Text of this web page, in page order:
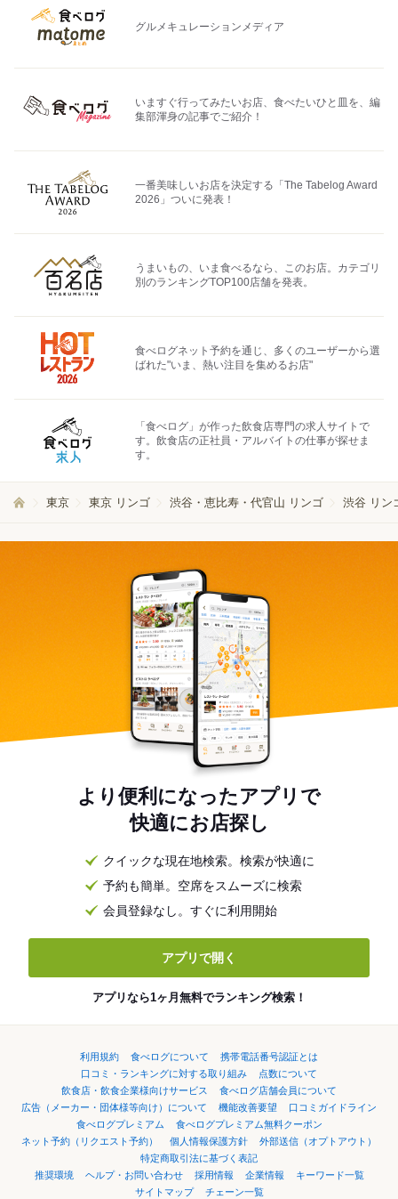
グルメキュレーションメディア
いますぐ行ってみたいお店、食べたいひと皿を、編
集部渾身の記事でご紹介！
一番美味しいお店を決定する「The Tabelog Award
2026」ついに発表！
うまいもの、いま食べるなら、このお店。カテゴリ
別のランキングTOP100店舗を発表。
食べログネット予約を通じ、多くのユーザーから選
ばれた"いま、熱い注目を集めるお店"
「食べログ」が作った飲食店専門の求人サイトで
す。飲食店の正社員・アルバイトの仕事が探せま
す。
東京 東京 リンゴ 渋谷・恵比寿・代官山 リンゴ 渋谷 リン
より便利になったアプリで
快適にお店探し
クイックな現在地検索。検索が快適に
予約も簡単。空席をスムーズに検索
会員登録なし。すぐに利用開始
アプリで開く
アプリなら1ヶ月無料でランキング検索！
利用規約 食べログについて
携帯電話番号認証とは
口コミ・ランキングに対する取り組み
点数について
飲食店・飲食企業様向けサービス
食べログ店舗会員について
広告（メーカー・団体様等向け）について
機能改善要望
口コミガイドライン
食べログプレミアム
食べログプレミアム無料クーポン
ネット予約（リクエスト予約）
個人情報保護方針
外部送信（オプトアウト）
特定商取引法に基づく表記
推奨環境
ヘルプ・お問い合わせ 採用情報 企業情報
キーワード一覧
サイトマップ
チェーン一覧